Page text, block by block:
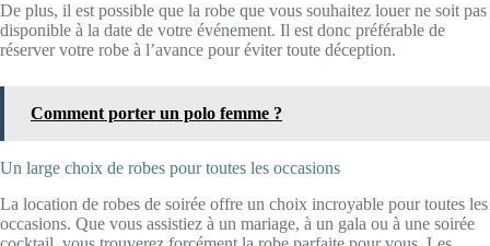
De plus, il est possible que la robe que vous souhaitez louer ne soit pas
disponible à la date de votre événement. Il est donc préférable de
réserver votre robe à l’avance pour éviter toute déception.
Comment porter un polo femme ?
Un large choix de robes pour toutes les occasions
La location de robes de soirée offre un choix incroyable pour toutes les
occasions. Que vous assistiez à un mariage, à un gala ou à une soirée